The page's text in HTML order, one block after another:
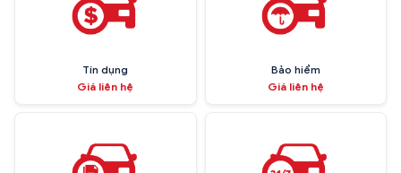
Tín dụng
Giá liên hệ
Bảo hiểm
Giá liên hệ